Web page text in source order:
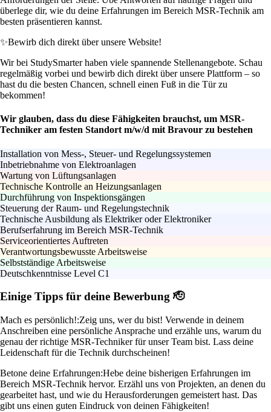
überlege dir, wie du deine Erfahrungen im Bereich MSR-Technik am
besten präsentieren kannst.
✨Bewirb dich direkt über unsere Website!
Wir bei StudySmarter haben viele spannende Stellenangebote. Schau
regelmäßig vorbei und bewirb dich direkt über unsere Plattform – so
hast du die besten Chancen, schnell einen Fuß in die Tür zu
bekommen!
Wir glauben, dass du diese Fähigkeiten brauchst, um MSR-
Techniker am festen Standort m/w/d mit Bravour zu bestehen
Installation von Mess-, Steuer- und Regelungssystemen
Inbetriebnahme von Elektroanlagen
Wartung von Lüftungsanlagen
Technische Kontrolle an Heizungsanlagen
Durchführung von Inspektionsgängen
Steuerung der Raum- und Regelungstechnik
Technische Ausbildung als Elektriker oder Elektroniker
Berufserfahrung im Bereich MSR-Technik
Serviceorientiertes Auftreten
Verantwortungsbewusste Arbeitsweise
Selbstständige Arbeitsweise
Deutschkenntnisse Level C1
Einige Tipps für deine Bewerbung 🫡
Mach es persönlich!:Zeig uns, wer du bist! Verwende in deinem
Anschreiben eine persönliche Ansprache und erzähle uns, warum du
genau der richtige MSR-Techniker für unser Team bist. Lass deine
Leidenschaft für die Technik durchscheinen!
Betone deine Erfahrungen:Hebe deine bisherigen Erfahrungen im
Bereich MSR-Technik hervor. Erzähl uns von Projekten, an denen du
gearbeitet hast, und wie du Herausforderungen gemeistert hast. Das
gibt uns einen guten Eindruck von deinen Fähigkeiten!